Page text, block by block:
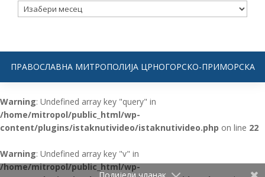
Архива
ПРАВОСЛАВНА МИТРОПОЛИЈА ЦРНОГОРСКО-ПРИМОРСКА
Warning: Undefined array key "query" in
/home/mitropol/public_html/wp-
content/plugins/istaknutivideo/istaknutivideo.php on line 22
Warning: Undefined array key "v" in
/home/mitropol/public_html/wp-